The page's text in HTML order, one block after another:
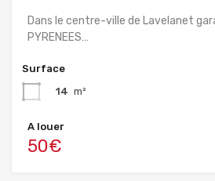
Dans le centre-ville de Lavelanet
PYRENEES…
Surface
14 m²
A louer
50€